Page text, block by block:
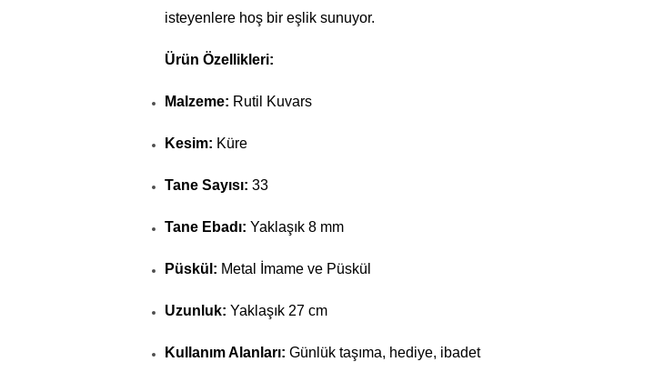
isteyenlere hoş bir eşlik sunuyor.
Ürün Özellikleri:
Malzeme: Rutil Kuvars
Kesim: Küre
Tane Sayısı: 33
Tane Ebadı: Yaklaşık 8 mm
Püskül: Metal İmame ve Püskül
Uzunluk: Yaklaşık 27 cm
Kullanım Alanları: Günlük taşıma, hediye, ibadet